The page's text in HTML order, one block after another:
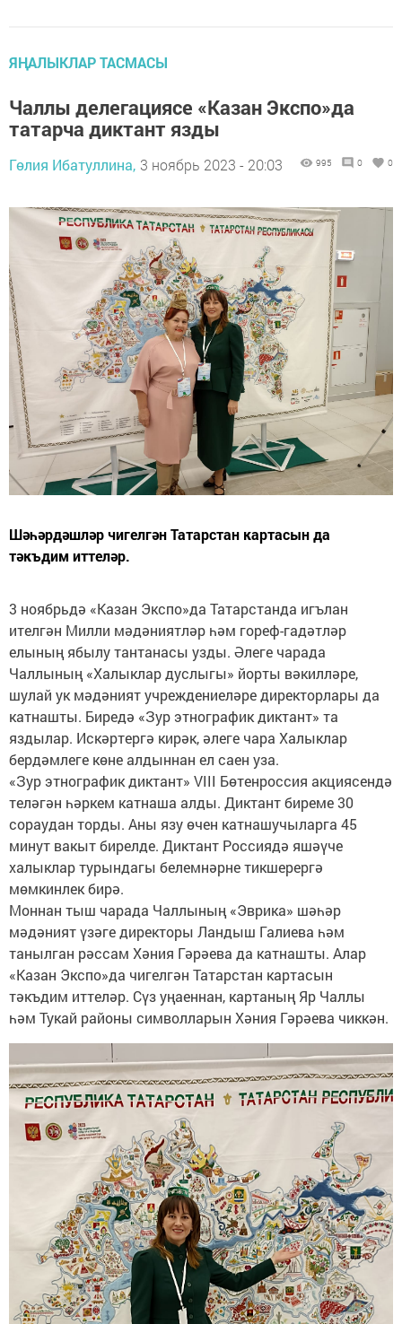
ЯҢАЛЫКЛАР ТАСМАСЫ
Чаллы делегациясе «Казан Экспо»да
татарча диктант язды
Гөлия Ибатуллина, 3 ноябрь 2023 - 20:03 995 0 0
Шәһәрдәшләр чигелгән Татарстан картасын да
тәкъдим иттеләр.
3 ноябрьдә «Казан Экспо»да Татарстанда игълан
ителгән Милли мәдәниятләр һәм гореф-гадәтләр
елының ябылу тантанасы узды. Әлеге чарада
Чаллының «Халыклар дуслыгы» йорты вәкилләре,
шулай ук мәдәният учреждениеләре директорлары да
катнашты. Биредә «Зур этнографик диктант» та
яздылар. Искәртергә кирәк, әлеге чара Халыклар
бердәмлеге көне алдыннан ел саен уза.
«Зур этнографик диктант» VIII Бөтенроссия акциясендә
теләгән һәркем катнаша алды. Диктант биреме 30
сораудан торды. Аны язу өчен катнашучыларга 45
минут вакыт бирелде. Диктант Россиядә яшәүче
халыклар турындагы белемнәрне тикшерергә
мөмкинлек бирә.
Моннан тыш чарада Чаллының «Эврика» шәһәр
мәдәният үзәге директоры Ландыш Галиева һәм
танылган рәссам Хәния Гәрәева да катнашты. Алар
«Казан Экспо»да чигелгән Татарстан картасын
тәкъдим иттеләр. Сүз уңаеннан, картаның Яр Чаллы
һәм Тукай районы символларын Хәния Гәрәева чиккән.